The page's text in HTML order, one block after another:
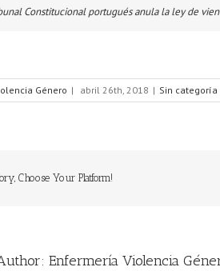
Constitucional portugués anula la ley de
Género | abril 26th, 2018 | Sin categoría
Choose Your Platform!
Enfermería Violencia